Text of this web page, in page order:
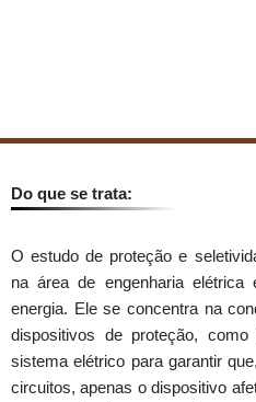
Do que se trata:
O estudo de proteção e
na área de engenharia
energia. Ele se concentra na
dispositivos de proteção,
sistema elétrico para garantir
circuitos, apenas o dispositivo